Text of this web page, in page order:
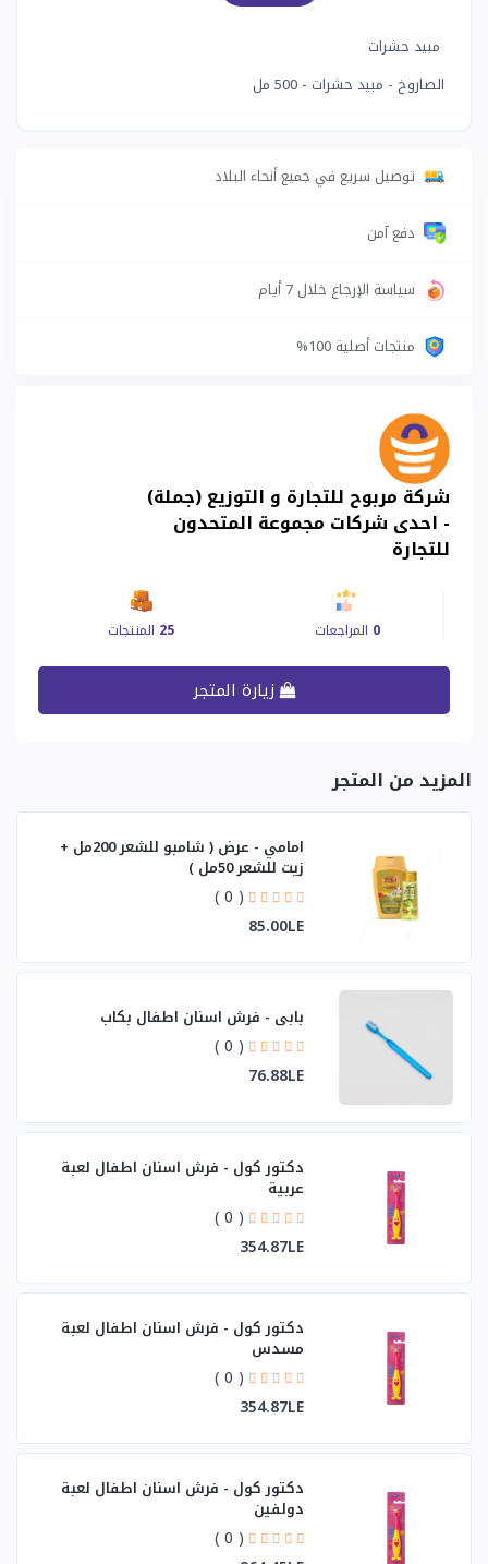
مبيد حشرات
الصاروخ - مبيد حشرات - 500 مل
توصيل سريع في جميع أنحاء البلاد
دفع آمن
سياسة الإرجاع خلال 7 أيام
منتجات أصلية 100%
شركة مربوح للتجارة و التوزيع (جملة)
- احدى شركات مجموعة المتحدون
للتجارة
0 المراجعات 25 المنتجات
زيارة المتجر
المزيد من المتجر
امامي - عرض ( شامبو للشعر 200مل +
زيت للشعر 50مل )
( 0 )
85.00LE
بابي - فرش اسنان اطفال بكاب
( 0 )
76.88LE
دكتور كول - فرش اسنان اطفال لعبة
عربية
( 0 )
354.87LE
دكتور كول - فرش اسنان اطفال لعبة
مسدس
( 0 )
354.87LE
دكتور كول - فرش اسنان اطفال لعبة
دولفين
( 0 )